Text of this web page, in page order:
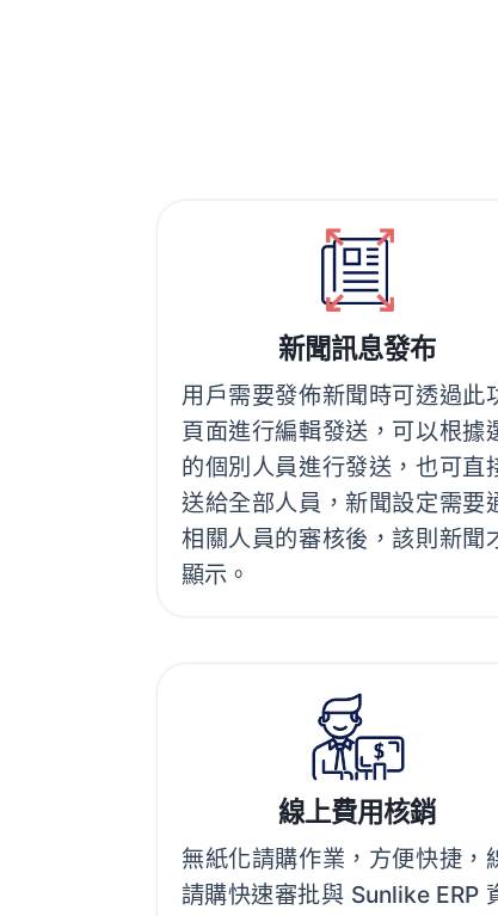
新聞訊息發布
用戶需要發佈新聞時可透過此
頁面進行編輯發送，可以根據
的個別人員進行發送，也可直
送給全部人員，新聞設定需要
相關人員的審核後，該則新聞
顯示。
線上費用核銷
無紙化請購作業，方便快捷，
請購快速審批與 Sunlike ERP